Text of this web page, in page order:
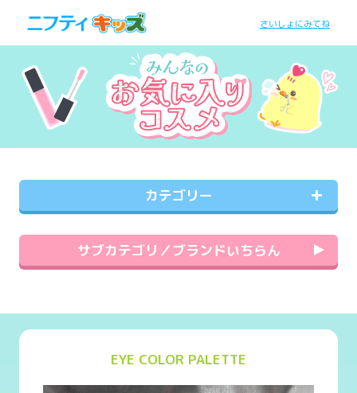
さいしょにみてね
カテゴリー
サブカテゴリ／ブランドいちらん
EYE COLOR PALETTE